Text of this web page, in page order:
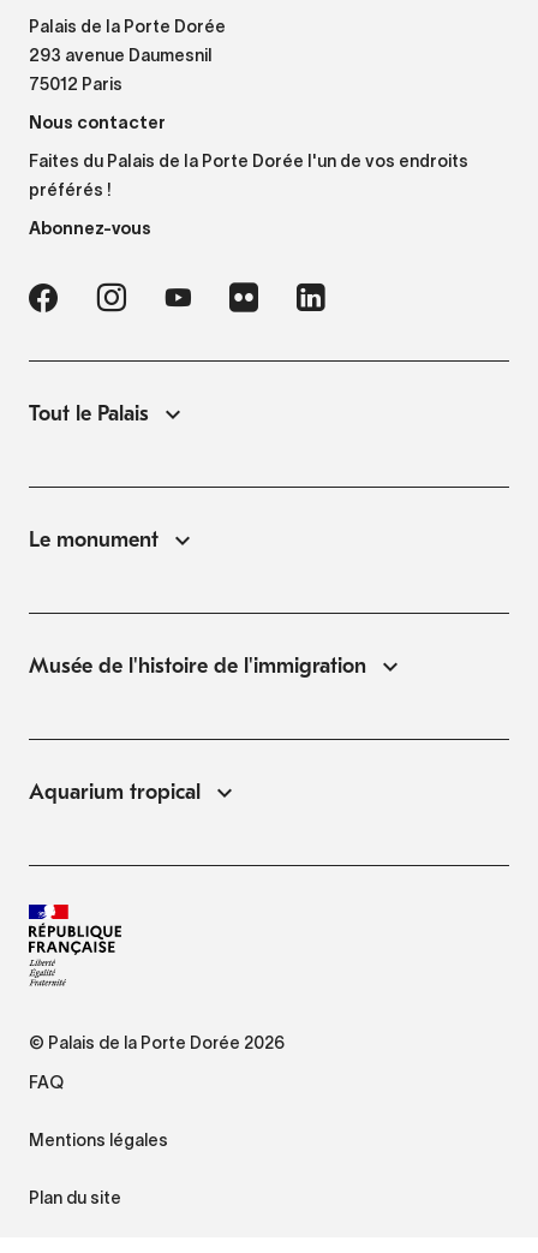
Palais de la Porte Dorée
293 avenue Daumesnil
75012 Paris
Nous contacter
Faites du Palais de la Porte Dorée l'un de vos endroits
préférés !
Abonnez-vous
Tout le Palais
Le monument
Musée de l'histoire de l'immigration
Aquarium tropical
© Palais de la Porte Dorée 2026
FAQ
Mentions légales
Plan du site